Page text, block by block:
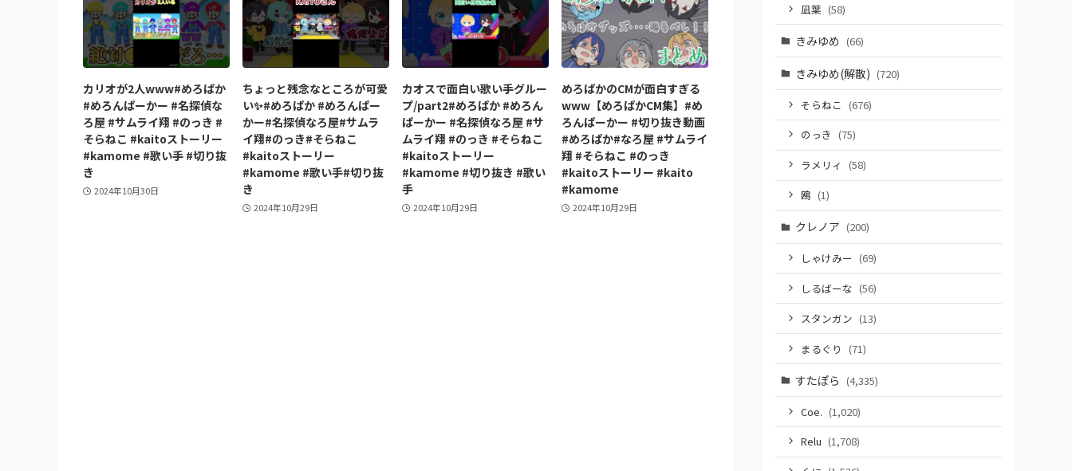
カリオが2人www#めろぱか
#めろんぱーかー #名探偵な
ろ屋 #サムライ翔 #のっき #
そらねこ #kaitoストーリー
#kamome #歌い手 #切り抜
き
2024年10月30日
ちょっと残念なところが可愛
い✨️#めろぱか #めろんぱー
かー#名探偵なろ屋#サムラ
イ翔#のっき#そらねこ
#kaitoストーリー
#kamome #歌い手#切り抜
き
2024年10月29日
カオスで面白い歌い手グルー
プ/part2#めろぱか #めろん
ぱーかー #名探偵なろ屋 #サ
ムライ翔 #のっき #そらねこ
#kaitoストーリー
#kamome #切り抜き #歌い
手
2024年10月29日
めろぱかのCMが面白すぎる
www【めろぱかCM集】#め
ろんぱーかー #切り抜き動画
#めろぱか#なろ屋 #サムライ
翔 #そらねこ #のっき
#kaitoストーリー #kaito
#kamome
2024年10月29日
凪葉 (58)
きみゆめ (66)
きみゆめ(解散) (720)
そらねこ (676)
のっき (75)
ラメリィ (58)
鴎 (1)
クレノア (200)
しゃけみー (69)
しるばーな (56)
スタンガン (13)
まるぐり (71)
すたぽら (4,335)
Coe. (1,020)
Relu (1,708)